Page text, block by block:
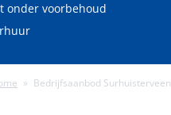
onder voorbehoud
» Bedrijfsaanbod Surhuisterveen